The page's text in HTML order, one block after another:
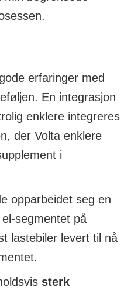
erfaringer med
En integrasjon
enklere integreres
der Volta enklere
i
opparbeidet seg en
el-segmentet på
lastebiler levert til nå
sterk